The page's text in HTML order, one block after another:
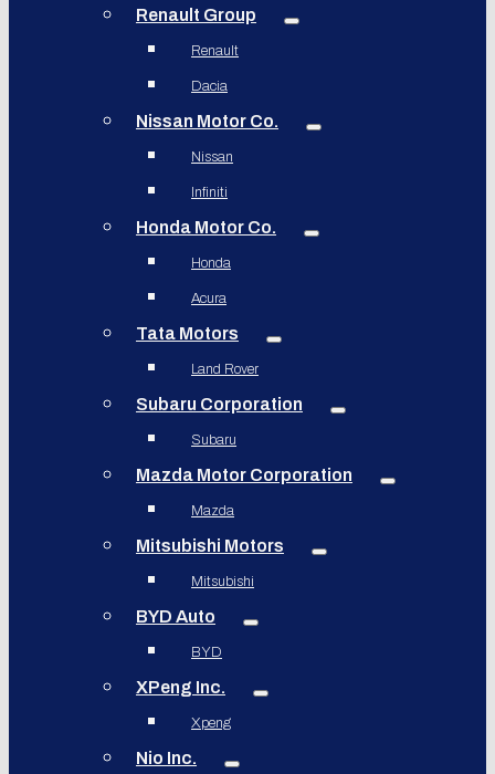
Renault Group
Renault
Dacia
Nissan Motor Co.
Nissan
Infiniti
Honda Motor Co.
Honda
Acura
Tata Motors
Land Rover
Subaru Corporation
Subaru
Mazda Motor Corporation
Mazda
Mitsubishi Motors
Mitsubishi
BYD Auto
BYD
XPeng Inc.
Xpeng
Nio Inc.